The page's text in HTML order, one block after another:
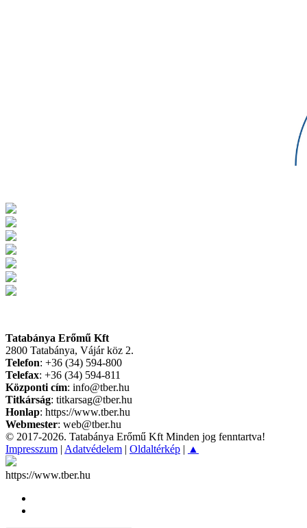
Tatabánya Erőmű Kft
2800 Tatabánya, Vájár köz 2.
Telefon: +36 (34) 594-800
Telefax: +36 (34) 594-811
Központi cím: info@tber.hu
Titkárság: titkarsag@tber.hu
Honlap: https://www.tber.hu
Webmester: web@tber.hu
© 2017-2026. Tatabánya Erőmű Kft Minden jog fenntartva!
Impresszum | Adatvédelem | Oldaltérkép | ▲
https://www.tber.hu